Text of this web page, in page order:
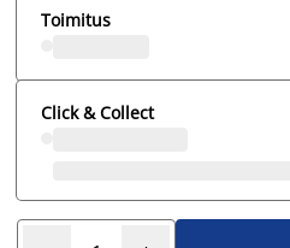
Toimitus
Click & Collect